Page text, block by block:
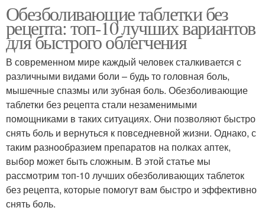
Умеренные боли Боли в мышцах
Обезболивающие таблетки без
рецепта: топ-10 лучших вариантов
для быстрого облегчения
В современном мире каждый человек сталкивается с
различными видами боли – будь то головная боль,
мышечные спазмы или зубная боль. Обезболивающие
таблетки без рецепта стали незаменимыми
помощниками в таких ситуациях. Они позволяют быстро
снять боль и вернуться к повседневной жизни. Однако, с
таким разнообразием препаратов на полках аптек,
выбор может быть сложным. В этой статье мы
рассмотрим топ-10 лучших обезболивающих таблеток
без рецепта, которые помогут вам быстро и эффективно
снять боль.